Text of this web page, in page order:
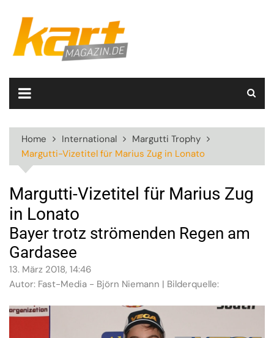
content
Home International
Margutti Trophy
Margutti-Vizetitel für Marius Zug in Lonato
Margutti-Vizetitel für Marius Zug
in Lonato
Bayer trotz strömenden Regen am
Gardasee
13. März 2018, 14:46
Autor: Fast-Media - Björn Niemann | Bilderquelle: